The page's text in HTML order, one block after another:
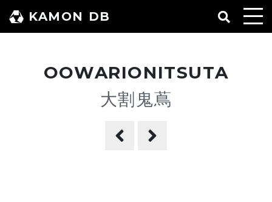
ン
KAMON DB
OOWARIONITSUTA
大割鬼蔦